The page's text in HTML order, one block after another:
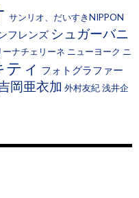
サンリオ、だいすきNIPPON
フレンズ シュガーバニ
ーナチェリーネ ニューヨーク ニ
ティ フォトグラファー
岡亜衣加 外村友紀浅井企